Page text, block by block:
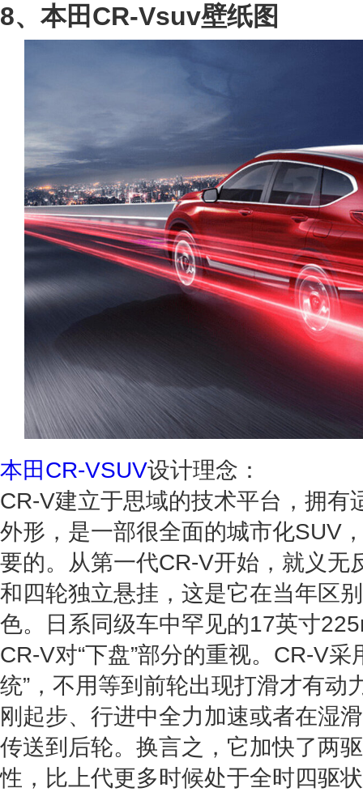
8、本田CR-Vsuv壁纸图
本田CR-VSUV设计理念：
CR-V建立于思域的技术平台，拥有
外形，是一部很全面的城市化SUV
要的。从第一代CR-V开始，就义无
和四轮独立悬挂，这是它在当年区
色。日系同级车中罕见的17英寸
CR-V对“下盘”部分的重视。CR-V采
统”，不用等到前轮出现打滑才有动
刚起步、行进中全力加速或者在湿
传送到后轮。换言之，它加快了两
性，比上代更多时候处于全时四驱